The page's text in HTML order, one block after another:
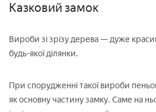
Казковий замок
Вироби зі зрізу дерева — дуже
будь-якої ділянки.
При спорудженні такої вироби
як основну частину замку. Саме на